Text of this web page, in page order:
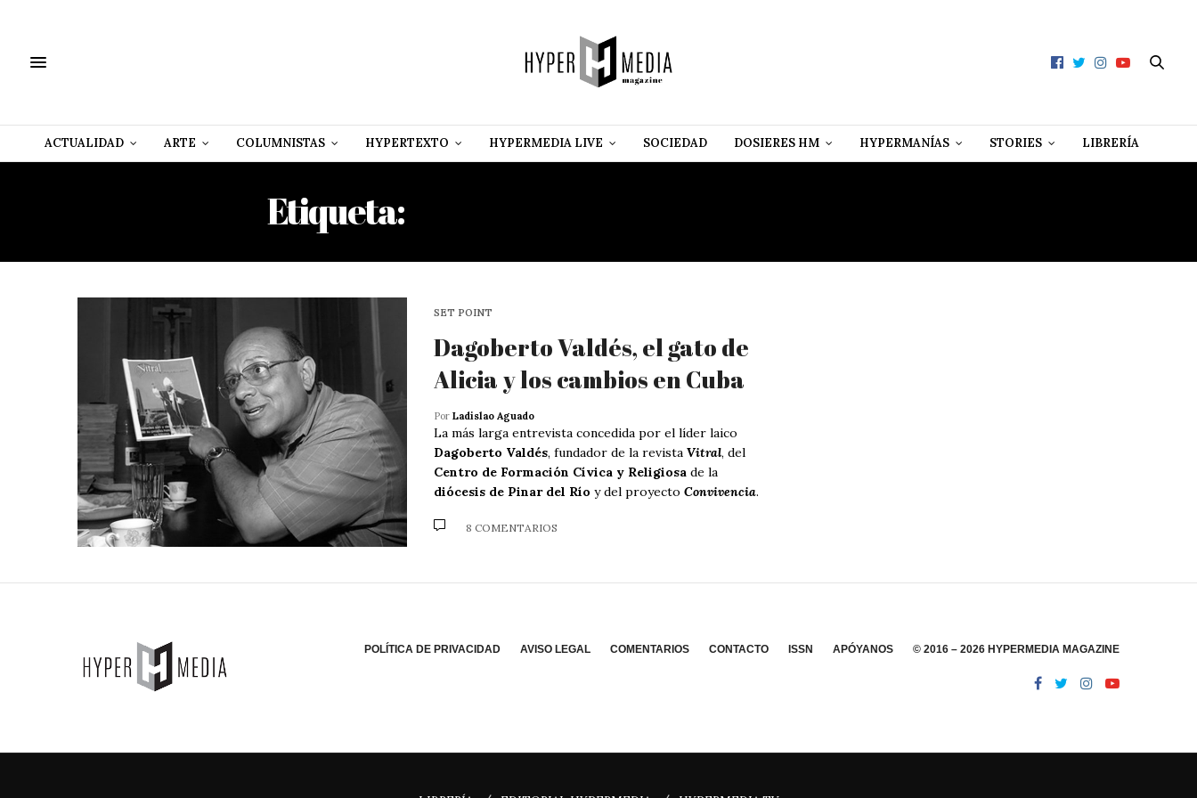
ACTUALIDAD ARTE COLUMNISTAS HYPERTEXTO HYPERMEDIA LIVE SOCIEDAD DOSIERES HM HYPERMANÍAS STORIES LIBRERÍA
Etiqueta:
SET POINT
Dagoberto Valdés, el gato de
Alicia y los cambios en Cuba
Por Ladislao Aguado
La más larga entrevista concedida por el líder laico
Dagoberto Valdés, fundador de la revista Vitral, del
Centro de Formación Cívica y Religiosa de la
diócesis de Pinar del Río y del proyecto Convivencia.
8 COMENTARIOS
POLÍTICA DE PRIVACIDAD AVISO LEGAL COMENTARIOS CONTACTO ISSN APÓYANOS © 2016 – 2026 HYPERMEDIA MAGAZINE